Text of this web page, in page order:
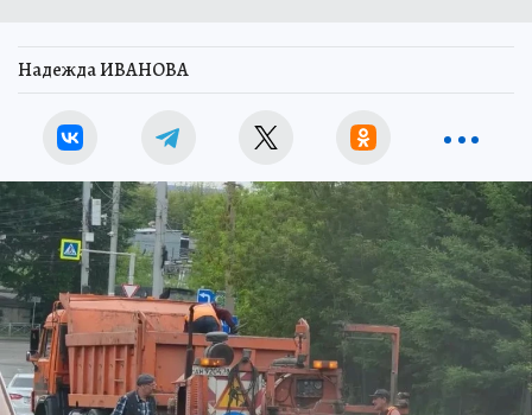
Надежда ИВАНОВА